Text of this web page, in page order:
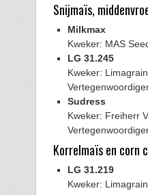
Snijmaïs,
Milkmax
Kweker: MAS
LG 31.245
Kweker:
Sudress
Kweker: Freiherr
Korrelmaïs en corn
LG 31.219
Kweker: